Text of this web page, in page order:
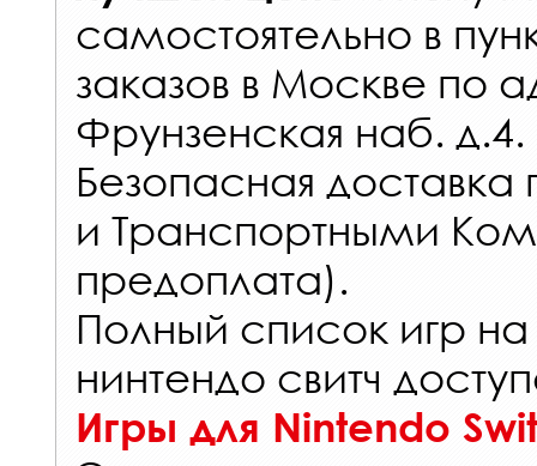
самостоятельно в
заказов в Москве по
Фрунзенская наб. д.4.
Безопасная
и Транспортными
предоплата).
Полный список игр
нинтендо свитч
Игры для Nintendo